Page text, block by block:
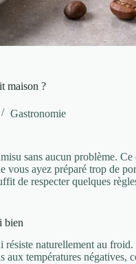
maison ?
Gastronomie
sans aucun problème.
vous ayez préparé trop de
de respecter quelques
bien
résiste naturellement au
aux températures